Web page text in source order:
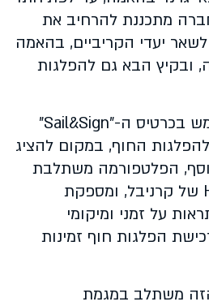
החברה מתכננת להרחיב את
יעדי הקריביים, בהאמה
ובקיץ הבא גם להפלגות
האורחים יוכלו להשתמש בכרטיס ה-"Sail&Sign"
החוף, במקום להציג
הפלטפורמה משתלבת
עם אפליקציית ה-HUB של קרניבל, ומספקת
על זמני ומיקומי
הפלגות חוף זמינות
משתלב במגמת